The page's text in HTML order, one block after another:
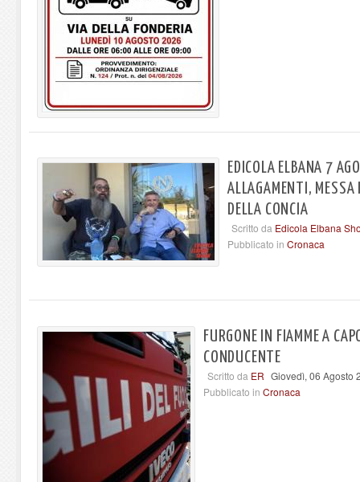
EDICOLA ELBANA 7
ALLAGAMENTI, MESSA
DELLA CONCIA
Scritto da Edicola Elbana
Pubblicato in Cronaca
FURGONE IN FIAMME A
CONDUCENTE
Scritto da ER Giovedì, 06 Agosto
Pubblicato in Cronaca